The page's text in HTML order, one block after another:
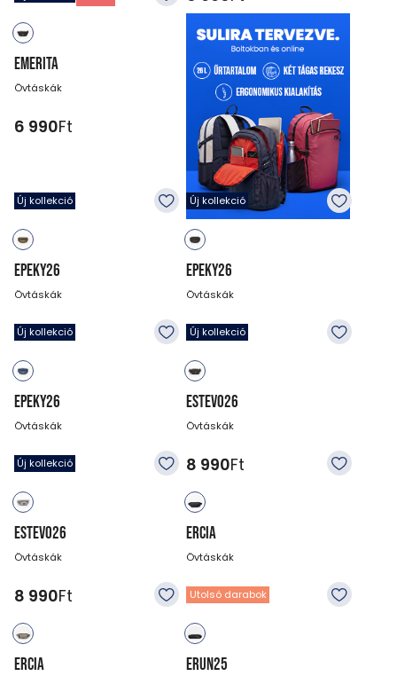
EMERITA
Övtáskák
6 990Ft
Új kollekció
EPEKY26
Övtáskák
5 990Ft
Új kollekció
EPEKY26
Övtáskák
5 990Ft
Új kollekció
EPEKY26
Övtáskák
5 990Ft
Új kollekció
ESTEVO26
Övtáskák
8 990Ft
Új kollekció
ESTEVO26
Övtáskák
8 990Ft
ERCIA
Övtáskák
8 990Ft
ERCIA
Utolsó darabok
ERUN25